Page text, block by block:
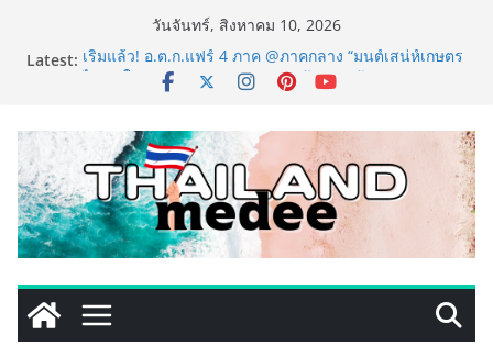
วันจันทร์, สิงหาคม 10, 2026
Latest: เริ่มแล้ว! อ.ต.ก.แฟร์ 4 ภาค @ภาคกลาง “มนต์เสน่ห์เกษตร
ไทย สู่ใจกลางมหานคร” ชวนชิม ช้อป สินค้าเกษตร
ททท. ประกาศความสำเร็จ Village to the World Season
5 ผนึก 9 พันธมิตร ขับเคลื่อน ESG Tourism สืบสานพระ
ราชปณิธาน สร้างคุณค่าการท่องเที่ยวไทยอย่างยั่งยืน
เหิงลี่ แมนูแฟคเจอริ่ง เทคโนโลยี (ไทยแลนด์) เปิดโรงงาน
แห่งใหม่ในชลบุรี เดินหน้าขยายฐานการผลิตสู่เอเชียตะวัน
ออกเฉียงใต้ เสริมแกร่งยุทธศาสตร์ระดับโลก
LORDNINE จัดศึกคนดังสายเกม ไทย ปะทะ ฟิลิปปินส์ ใน
“Rise of the Tenth Lord” เปิดสงครามกิลด์ข้ามประเทศ
ฉลองเซิร์ฟเวอร์ใหม่ เฮเลนา
PIPPER STANDARD® เปิดตัวแชมพูอาบน้ำ และ โฟมอาบ
แห้งสัตว์เลี้ยง ชูนวัตกรรมพลังธรรมชาติ “Zero-Residue”